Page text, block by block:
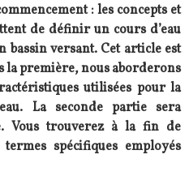
: les concepts et
de définir un cours d’eau
bassin versant. Cet article est
la première, nous aborderons
utilisées pour la
La seconde partie sera
Vous trouverez à la fin de
spécifiques employés